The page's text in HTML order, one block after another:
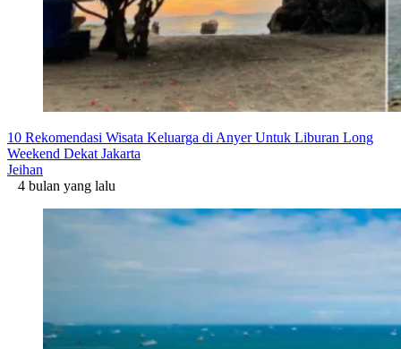
10 Rekomendasi Wisata Keluarga di Anyer Untuk Liburan Long
Weekend Dekat Jakarta
Jeihan
4 bulan yang lalu